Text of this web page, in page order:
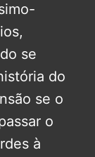
se
do
se o
o
à